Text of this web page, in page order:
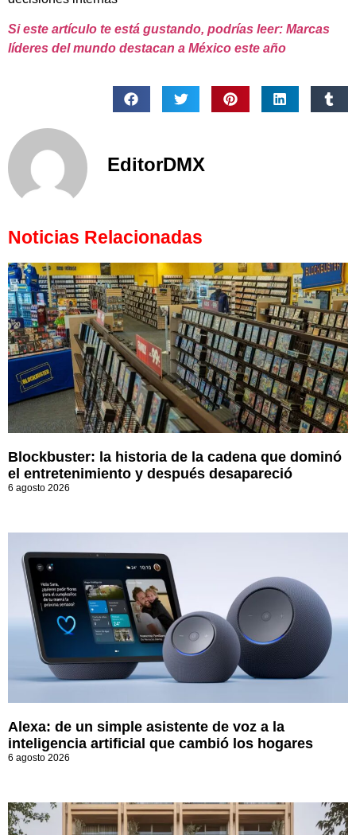
Si este artículo te está gustando, podrías leer: Marcas
líderes del mundo destacan a México este año
EditorDMX
Noticias Relacionadas
Blockbuster: la historia de la cadena que dominó
el entretenimiento y después desapareció
6 agosto 2026
Alexa: de un simple asistente de voz a la
inteligencia artificial que cambió los hogares
6 agosto 2026